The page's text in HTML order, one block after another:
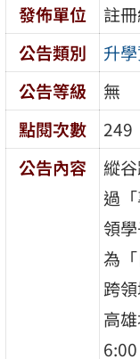
發佈單位
註
公告類別
升
公告等級
無
點閱次數
249
公告內容
縱
過
領
為
跨
高